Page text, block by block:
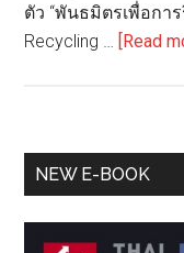
ตัว “พันธมิตรเพื่อกา
Recycling …
[Read
Primary
NEW E-BOOK